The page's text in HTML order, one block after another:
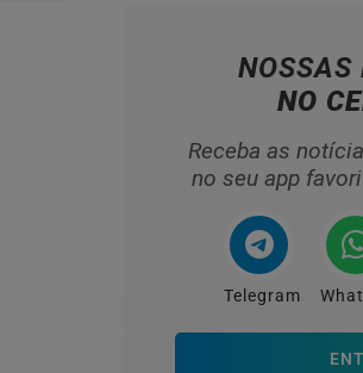
NOSSAS
NO
Receba as
no seu app
Telegram